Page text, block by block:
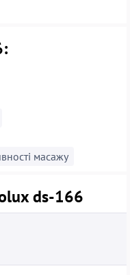
масажу
ds-166